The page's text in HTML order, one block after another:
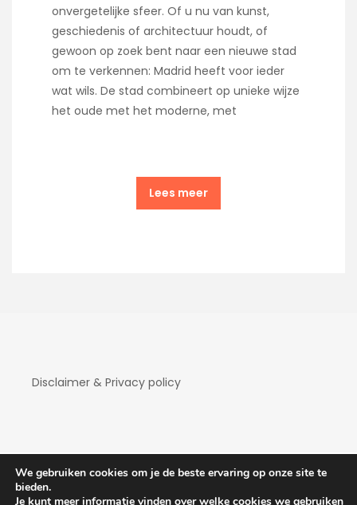
onvergetelijke sfeer. Of u nu van kunst,
geschiedenis of architectuur houdt, of
gewoon op zoek bent naar een nieuwe stad
om te verkennen: Madrid heeft voor ieder
wat wils. De stad combineert op unieke wijze
het oude met het moderne, met
Lees meer
Disclaimer & Privacy policy
Copyright Hotelaanbiedingen 2026| Theme by
We gebruiken cookies om je de beste ervaring op onze site te
bieden.
Je kunt meer informatie vinden over welke cookies we gebruiken